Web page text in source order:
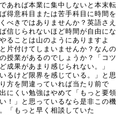
あれば本業に集中しないと本末転
得意科目または苦手科目に時間を
べきではありませんか？英語さえ
信じられないほど時間が自由にな
ることは山のようにありますよ
片付けてしまいませんか？なんの
授業があるのでしょうか？「コツ
成果があまり感じられない。」
るけど限界を感じている。」と思
方を間違っていれば当たり前で
にくい勉強はやめて「もっと要領
！」と思っているなら是非この機
「もっと早く相談していた